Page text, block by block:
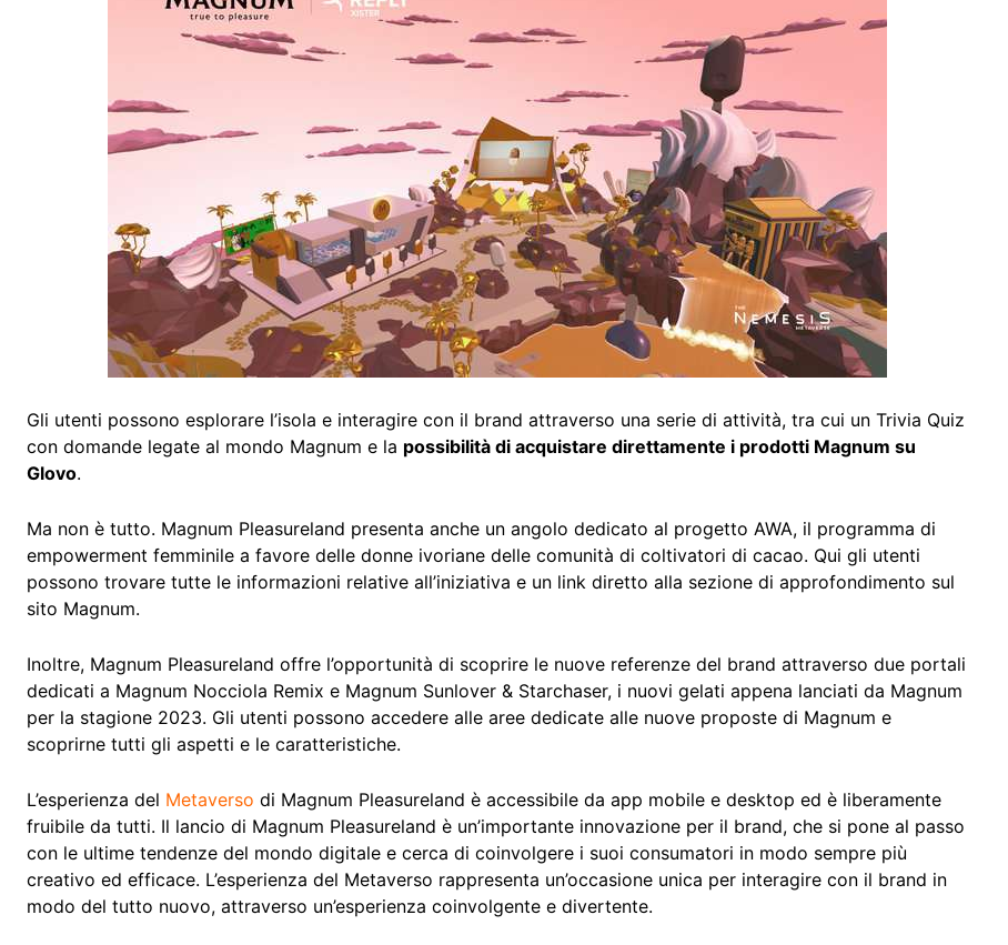
Gli utenti possono esplorare l’isola e interagire con il brand attraverso una serie di attività, tra cui un Trivia Quiz
con domande legate al mondo Magnum e la possibilità di acquistare direttamente i prodotti Magnum su
Glovo.
Ma non è tutto. Magnum Pleasureland presenta anche un angolo dedicato al progetto AWA, il programma di
empowerment femminile a favore delle donne ivoriane delle comunità di coltivatori di cacao. Qui gli utenti
possono trovare tutte le informazioni relative all’iniziativa e un link diretto alla sezione di approfondimento sul
sito Magnum.
Inoltre, Magnum Pleasureland offre l’opportunità di scoprire le nuove referenze del brand attraverso due portali
dedicati a Magnum Nocciola Remix e Magnum Sunlover & Starchaser, i nuovi gelati appena lanciati da Magnum
per la stagione 2023. Gli utenti possono accedere alle aree dedicate alle nuove proposte di Magnum e
scoprirne tutti gli aspetti e le caratteristiche.
L’esperienza del Metaverso di Magnum Pleasureland è accessibile da app mobile e desktop ed è liberamente
fruibile da tutti. Il lancio di Magnum Pleasureland è un’importante innovazione per il brand, che si pone al passo
con le ultime tendenze del mondo digitale e cerca di coinvolgere i suoi consumatori in modo sempre più
creativo ed efficace. L’esperienza del Metaverso rappresenta un’occasione unica per interagire con il brand in
modo del tutto nuovo, attraverso un’esperienza coinvolgente e divertente.